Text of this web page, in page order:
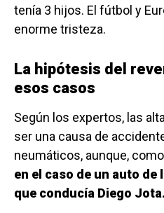
tenía 3 hijos. El fútbol y
enorme tristeza.
La hipótesis del
esos casos
Según los expertos, las
ser una causa de
neumáticos, aunque,
en el caso de un auto
que conducía Diego Jota.